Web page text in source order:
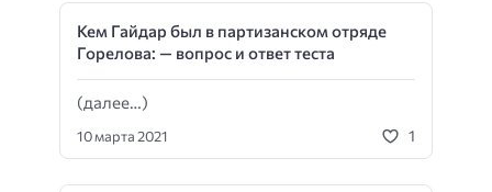
Кем Гайдар был в партизанском отряде
Горелова: — вопрос и ответ теста
(далее…)
10 марта 2021 1